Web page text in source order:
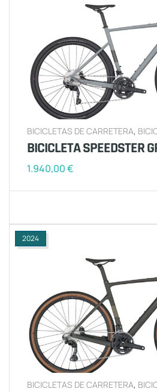
BICICLETAS DE CARRETERA,
BICICLETA SPEEDSTER
1.940,00€
2024
BICICLETAS DE CARRETERA,